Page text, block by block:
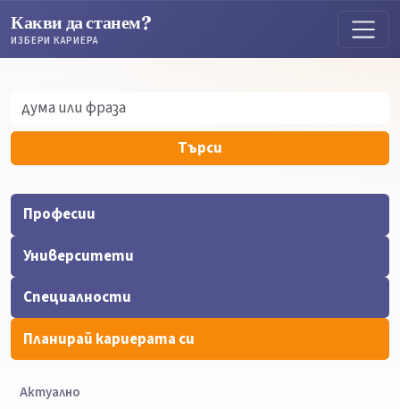
Какви да станем?
ИЗБЕРИ КАРИЕРА
Търси
Професии
Университети
Специалности
Планирай кариерата си
Актуално